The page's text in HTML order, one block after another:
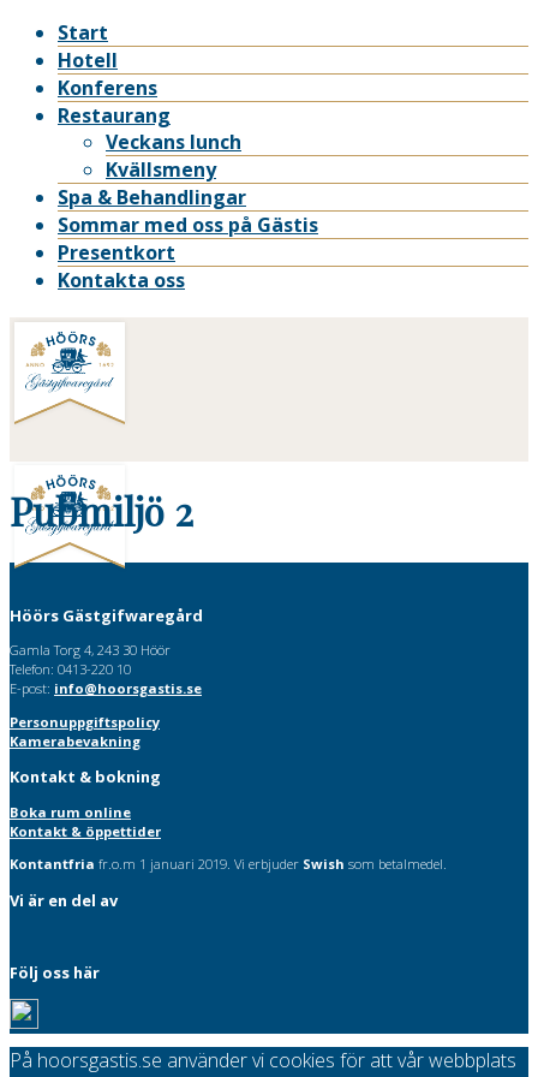
Start
Hotell
Konferens
Restaurang
Veckans lunch
Kvällsmeny
Spa & Behandlingar
Sommar med oss på Gästis
Presentkort
Kontakta oss
Pubmiljö 2
Post
navigation
Höörs Gästgifwaregård
Gamla Torg 4, 243 30 Höör
Telefon: 0413-220 10
E-post: info@hoorsgastis.se
Personuppgiftspolicy
Kamerabevakning
Kontakt & bokning
Boka rum online
Kontakt & öppettider
Kontantfria fr.o.m 1 januari 2019. Vi erbjuder Swish som betalmedel.
Vi är en del av
Följ oss här
På hoorsgastis.se använder vi cookies för att vår webbplats